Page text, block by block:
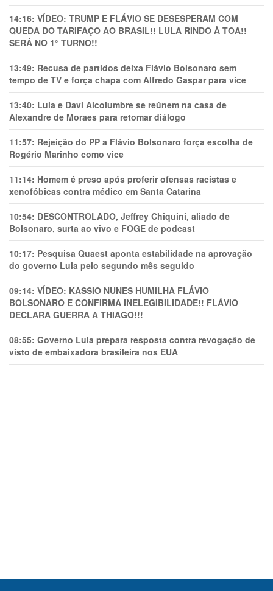
14:16: VÍDEO: TRUMP E FLÁVIO SE DESESPERAM COM
QUEDA DO TARIFAÇO AO BRASIL!! LULA RINDO À TOA!!
SERÁ NO 1° TURNO!!
13:49: Recusa de partidos deixa Flávio Bolsonaro sem
tempo de TV e força chapa com Alfredo Gaspar para vice
13:40: Lula e Davi Alcolumbre se reúnem na casa de
Alexandre de Moraes para retomar diálogo
11:57: Rejeição do PP a Flávio Bolsonaro força escolha de
Rogério Marinho como vice
11:14: Homem é preso após proferir ofensas racistas e
xenofóbicas contra médico em Santa Catarina
10:54: DESCONTROLADO, Jeffrey Chiquini, aliado de
Bolsonaro, surta ao vivo e FOGE de podcast
10:17: Pesquisa Quaest aponta estabilidade na aprovação
do governo Lula pelo segundo mês seguido
09:14: VÍDEO: KASSIO NUNES HUMlLHA FLÁVIO
BOLSONARO E CONFIRMA INELEGIBILIDADE!! FLÁVIO
DECLARA GUERRA A THIAGO!!!
08:55: Governo Lula prepara resposta contra revogação de
visto de embaixadora brasileira nos EUA